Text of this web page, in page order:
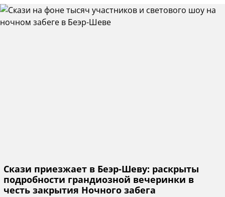
Скази приезжает в Беэр-Шеву: раскрыты
подробности грандиозной вечеринки в
честь закрытия Ночного забега